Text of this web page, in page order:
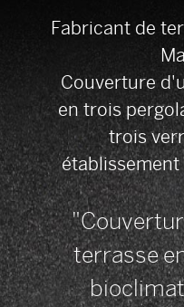
Fabricant de
Couverture
en trois
trois
terrasse